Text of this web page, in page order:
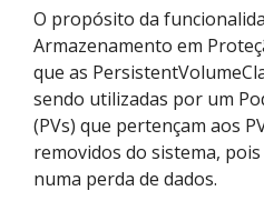
O propósito da
Armazenamento em
que as
sendo utilizadas por um
(PVs) que pertençam aos
removidos do sistema,
numa perda de dados.